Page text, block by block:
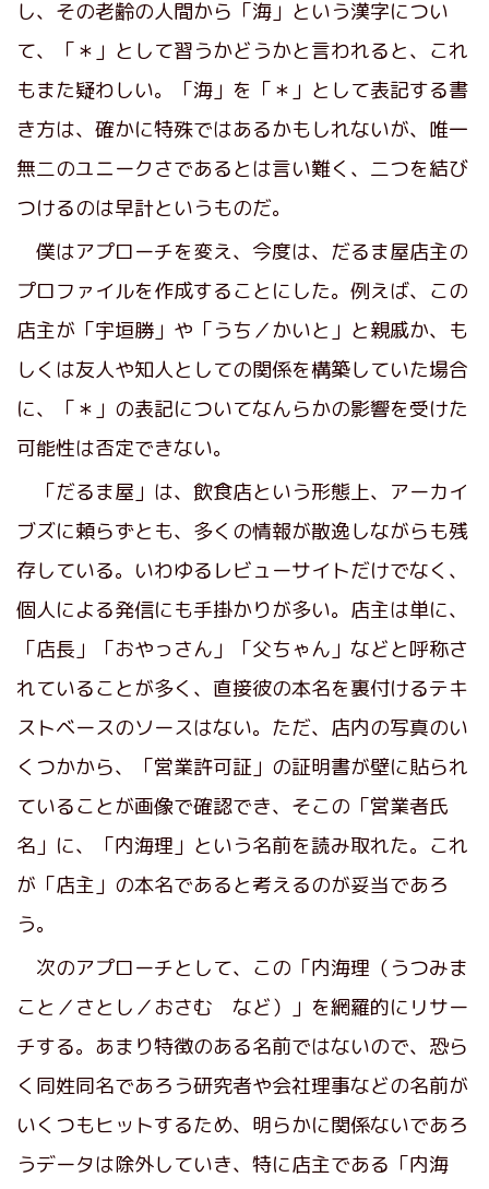
し、その老齢の人間から「海」という漢字につい
て、「＊」として習うかどうかと言われると、これ
もまた疑わしい。「海」を「＊」として表記する書
き方は、確かに特殊ではあるかもしれないが、唯一
無二のユニークさであるとは言い難く、二つを結び
つけるのは早計というものだ。
僕はアプローチを変え、今度は、だるま屋店主の
プロファイルを作成することにした。例えば、この
店主が「宇垣勝」や「うち／かいと」と親戚か、も
しくは友人や知人としての関係を構築していた場合
に、「＊」の表記についてなんらかの影響を受けた
可能性は否定できない。
「だるま屋」は、飲食店という形態上、アーカイ
ブズに頼らずとも、多くの情報が散逸しながらも残
存している。いわゆるレビューサイトだけでなく、
個人による発信にも手掛かりが多い。店主は単に、
「店長」「おやっさん」「父ちゃん」などと呼称さ
れていることが多く、直接彼の本名を裏付けるテキ
ストベースのソースはない。ただ、店内の写真のい
くつかから、「営業許可証」の証明書が壁に貼られ
ていることが画像で確認でき、そこの「営業者氏
名」に、「内海理」という名前を読み取れた。これ
が「店主」の本名であると考えるのが妥当であろ
う。
次のアプローチとして、この「内海理（うつみま
こと／さとし／おさむ など）」を網羅的にリサー
チする。あまり特徴のある名前ではないので、恐ら
く同姓同名であろう研究者や会社理事などの名前が
いくつもヒットするため、明らかに関係ないであろ
うデータは除外していき、特に店主である「内海